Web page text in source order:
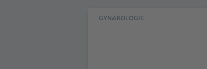
GYNÄKOLOGIE